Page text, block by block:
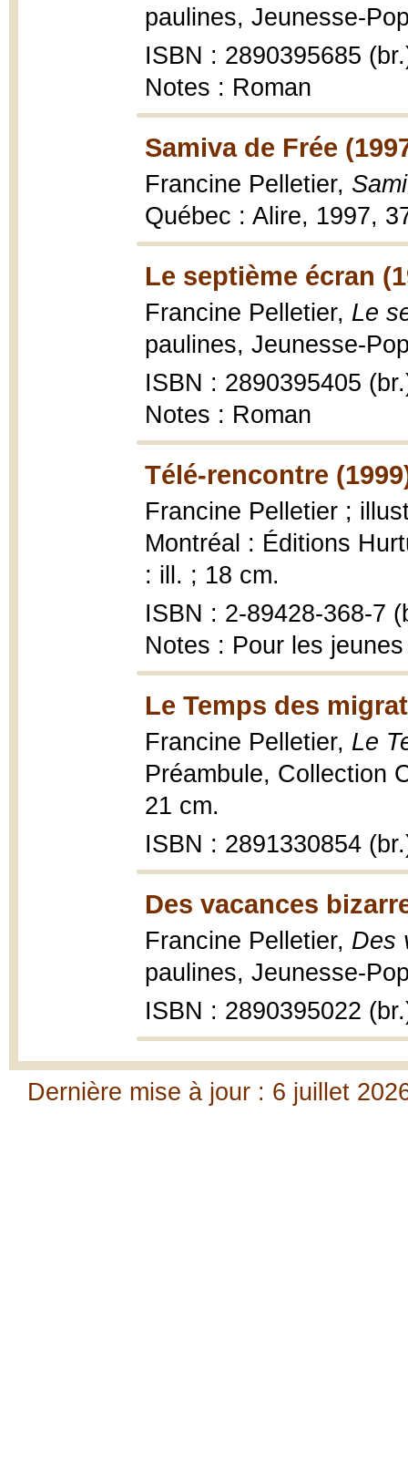
paulines, Jeunesse-
ISBN : 2890395685
Notes : Roman
Samiva de Frée
Francine Pelletier,
Québec : Alire, 1997,
Le septième écran
Francine Pelletier, Le
paulines, Jeunesse-
ISBN : 2890395405
Notes : Roman
Télé-rencontre
Francine Pelletier ;
Montréal : Éditions
: ill. ; 18 cm.
ISBN : 2-89428-368-7
Notes : Pour les
Le Temps des
Francine Pelletier, Le
Préambule, Collection
21 cm.
ISBN : 2891330854
Des vacances
Francine Pelletier, Des
paulines, Jeunesse-
ISBN : 2890395022
Dernière mise à jour : 6 juillet